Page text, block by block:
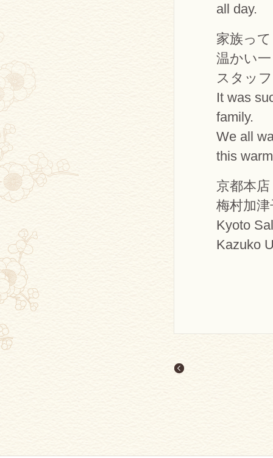
all day.
家族っ
温かい
スタッ
It was
family.
We all
this
京都本
梅村加津
Kyoto
Kazuko